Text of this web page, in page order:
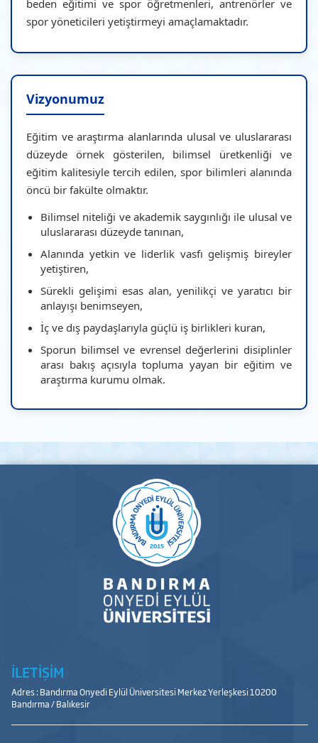
beden eğitimi ve spor öğretmenleri, antrenörler ve
spor yöneticileri yetiştirmeyi amaçlamaktadır.
Vizyonumuz
Eğitim ve araştırma alanlarında ulusal ve uluslararası
düzeyde örnek gösterilen, bilimsel üretkenliği ve
eğitim kalitesiyle tercih edilen, spor bilimleri alanında
öncü bir fakülte olmaktır.
Bilimsel niteliği ve akademik saygınlığı ile ulusal ve
uluslararası düzeyde tanınan,
Alanında yetkin ve liderlik vasfı gelişmiş bireyler
yetiştiren,
Sürekli gelişimi esas alan, yenilikçi ve yaratıcı bir
anlayışı benimseyen,
İç ve dış paydaşlarıyla güçlü iş birlikleri kuran,
Sporun bilimsel ve evrensel değerlerini disiplinler
arası bakış açısıyla topluma yayan bir eğitim ve
araştırma kurumu olmak.
İLETİŞİM
Adres : Bandırma Onyedi Eylül Üniversitesi Merkez Yerleşkesi 10200
Bandırma / Balıkesir